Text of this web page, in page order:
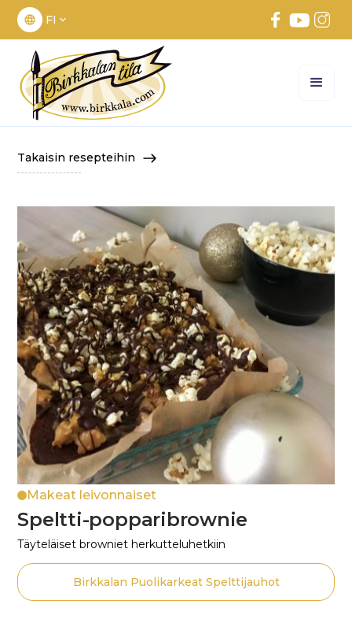
FI
Takaisin resepteihin
Makeat leivonnaiset
Speltti-popparibrownie
Täyteläiset browniet herkutteluhetkiin
Birkkalan Puolikarkeat Spelttijauhot